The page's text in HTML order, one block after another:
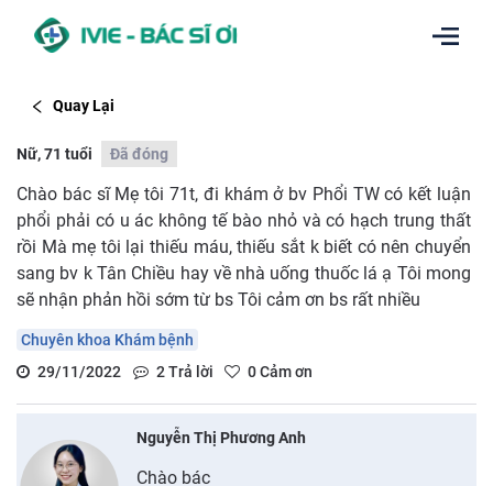
Quay Lại
Nữ, 71 tuổi Đã đóng
Chào bác sĩ Mẹ tôi 71t, đi khám ở bv Phổi TW có kết luận
phổi phải có u ác không tế bào nhỏ và có hạch trung thất
rồi Mà mẹ tôi lại thiếu máu, thiếu sắt k biết có nên chuyển
sang bv k Tân Chiều hay về nhà uống thuốc lá ạ Tôi mong
sẽ nhận phản hồi sớm từ bs Tôi cảm ơn bs rất nhiều
Chuyên khoa Khám bệnh
29/11/2022
2Trả lời 0Cảm ơn
Nguyễn Thị Phương Anh
Chào bác